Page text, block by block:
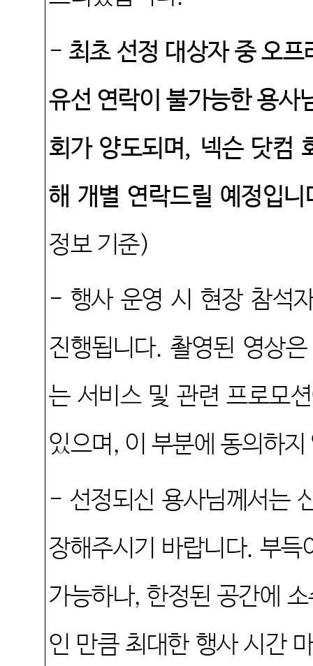
- 최초 선정 대상자 중 오
유선 연락이 불가능한 용사
회가 양도되며, 넥슨 닷컴
해 개별 연락드릴 예정입니
정보 기준)
- 행사 운영 시 현장 참석
진행됩니다.촬영된 영상
는 서비스 및 관련 프로모
있으며, 이 부분에 동의하
- 선정되신 용사님께서는
장해주시기 바랍니다. 부득
가능하나,한정된 공간에
인 만큼 최대한 행사 시간